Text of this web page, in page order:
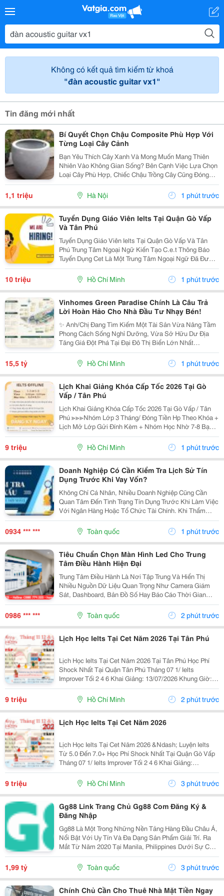
Không có kết quả tìm kiếm từ khoá
"đàn acoustic guitar vx1"
Tin đăng mới nhất
Bí Quyết Chọn Chậu Composite Phù Hợp Với
Từng Loại Cây Cảnh
Bạn Yêu Thích Cây Xanh Và Mong Muốn Mang Thiên
Nhiên Vào Không Gian Sống? Bên Cạnh Việc Lựa Chọn
Loại Cây Phù Hợp, Chiếc Chậu Trồng Cây Cũng Đóng
Vai Trò Vô Cùng Quan Trọng. Không Chỉ Là Nơi Giúp
Cây Phát Triển Khỏe Mạnh, Chậu Còn Góp Phần Tạo
Nên Vẻ...
1,1 triệu Hà Nội 1 phút trước
Tuyển Dụng Giáo Viên Ielts Tại Quận Gò Vấp
Và Tân Phú
Tuyển Dụng Giáo Viên Ielts Tại Quận Gò Vấp Và Tân
Phú Trung Tâm Ngoại Ngữ Kiến Tạo C.e.t Thông Báo
Tuyển Dụng Cet Là Một Trung Tâm Ngoại Ngữ Đã Được
Thành Lập 16 Năm Chuyên Về Chương Trình Anh Văn
Học Thuật Ielts &Ndash; Toefl Ibt. Trung Tâm...
10 triệu Hồ Chí Minh 1 phút trước
Vinhomes Green Paradise Chính Là Câu Trả
Lời Hoàn Hảo Cho Nhà Đầu Tư Nhạy Bén!
✨ Anh/Chị Đang Tìm Kiếm Một Tài Sản Vừa Nâng Tầm
Phong Cách Sống Nghỉ Dưỡng, Vừa Sở Hữu Dư Địa
Tăng Giá Đột Phá Tại Đại Đô Thị Biển Lớn Nhất
Tp.hcm? Sx11-10 - Phân Khu The Haven Bay (Vịnh
Tiên) - Vinhomes Green Paradise Chính Là Câu Trả Lời
Hoàn...
15,5 tỷ Hồ Chí Minh 1 phút trước
Lịch Khai Giảng Khóa Cấp Tốc 2026 Tại Gò
Vấp / Tân Phú
Lịch Khai Giảng Khóa Cấp Tốc 2026 Tại Gò Vấp / Tân
Phú ≫≫≫Nhóm Lớp 3 Tháng/ Đóng Tiền Hp Theo Khóa +
Lịch Mở Lớp Gửi Đính Kèm + Nhóm Học Nhờ 7-8 Bạn/
Lớp + Giáo Trình Ielts Có Band Điểm Lộ Trình, Sách
Nước Ngoài Bám Sát + Chia Đều 4 Kỹ...
9 triệu Hồ Chí Minh 1 phút trước
Doanh Nghiệp Có Cần Kiểm Tra Lịch Sử Tín
Dụng Trước Khi Vay Vốn?
Không Chỉ Cá Nhân, Nhiều Doanh Nghiệp Cũng Cần
Quan Tâm Đến Tình Trạng Tín Dụng Trước Khi Làm Việc
Với Ngân Hàng Hoặc Tổ Chức Tài Chính. Khi Thẩm
Định Hồ Sơ Vay Vốn, Ngoài Báo Cáo Tài Chính Và Tài
Sản Bảo Đảm, Ngân Hàng Còn Xem Xét Lịch Sử Tín
Dụng...
0934 *** *** Toàn quốc 1 phút trước
Tiêu Chuẩn Chọn Màn Hình Led Cho Trung
Tâm Điều Hành Hiện Đại
Trung Tâm Điều Hành Là Nơi Tập Trung Và Hiển Thị
Nhiều Nguồn Dữ Liệu Quan Trọng Như Camera Giám
Sát, Dashboard, Bản Đồ Số Hay Báo Cáo Thời Gian
Thực. Vì Vậy, Việc Lựa Chọn Màn Hình Led Phù Hợp Sẽ
Ảnh Hưởng Trực Tiếp Đến Hiệu Quả Giám Sát Và Khả
Năng...
0986 *** *** Toàn quốc 2 phút trước
Lịch Học Ielts Tại Cet Năm 2026 Tại Tân Phú
Lịch Học Ielts Tại Cet Năm 2026 Tại Tân Phú Học Phí
Shock Nhất Tại Quận Tân Phú Tháng 07 1/ Ielts
Improver Tối 2 4 6 Khai Giảng: 13/07/2026 Khung Giờ:
18:00 Đến 21:00 Học Phí Ưu Đãi 5% Khi Đăng Ký 2/ Ielts
Basic Tối 3 5 7 Khai...
9 triệu Hồ Chí Minh 2 phút trước
Lịch Học Ielts Tại Cet Năm 2026
Lịch Học Ielts Tại Cet Năm 2026 &Ndash; Luyện Ielts
Từ 5.0 Đến 7.0+ Học Phí Shock Nhất Tại Quận Gò Vấp
Tháng 07 1/ Ielts Improver Tối 2 4 6 Khai Giảng:
13/07/2026 Khung Giờ: 18:00 Đến 21:00 Học Phí Ưu Đãi
5% Khi Đăng Ký 2/ Ielts...
9 triệu Hồ Chí Minh 3 phút trước
Gg88 Link Trang Chủ Gg88 Com Đăng Ký &
Đăng Nhập
Gg88 Là Một Trong Những Nền Tảng Hàng Đầu Châu Á,
Nổi Bật Với Uy Tín Và Đa Dạng Sản Phẩm Giải Trí. Ra
Mắt Từ Năm 2020 Tại Manila, Philippines Dưới Sự Cấp
Phép Của Pagcor, Gg88 Đã Thu Hút Hơn 5,2 Triệu
Người Dùng Tại Việt Nam Và Mở Rộng Sang Thái
1,99 tỷ Toàn quốc 3 phút trước
Chính Chủ Cần Cho Thuê Nhà Mặt Tiền Ngay